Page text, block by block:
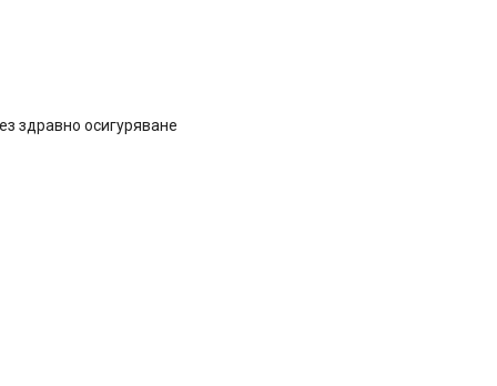
здравно осигуряване